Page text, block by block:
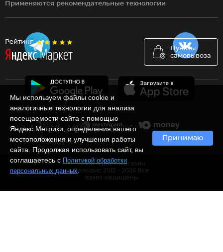
Рейтинг
Пункты
самовывоза
Применяются рекомендательные технологии
Мы используем файлы cookie и
аналогичные технологии для анализа
посещаемости сайта с помощью
Яндекс.Метрики, определения вашего
местоположения и улучшения работы
сайта. Продолжая использовать сайт, вы
соглашаетесь с Политикой обработки
персональных данных.
Принимаю
Ⓒ Интернет-магазин
Белорис 2012 - 2026 Все
права защищены